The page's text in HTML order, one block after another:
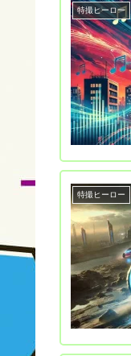
特撮ヒーロー
特撮ヒーロー